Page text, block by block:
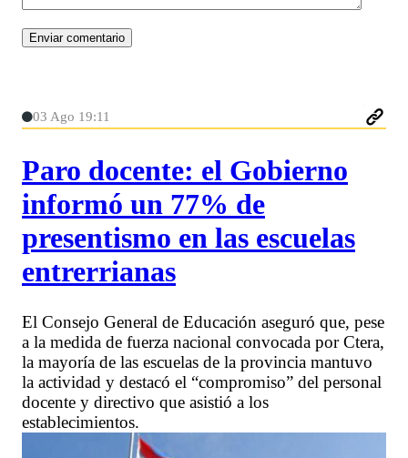
03 Ago 19:11
Paro docente: el Gobierno
informó un 77% de
presentismo en las escuelas
entrerrianas
El Consejo General de Educación aseguró que, pese
a la medida de fuerza nacional convocada por Ctera,
la mayoría de las escuelas de la provincia mantuvo
la actividad y destacó el “compromiso” del personal
docente y directivo que asistió a los
establecimientos.